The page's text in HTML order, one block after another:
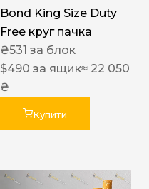
Bond King Size Duty
Free круг пачка
₴531 за блок
$490 за ящик≈ 22 050
₴
Купити